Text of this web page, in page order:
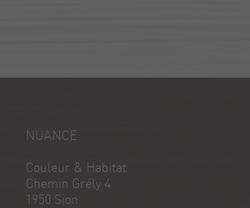
NUANCE
Couleur & Habitat
Chemin Grély 4
1950 Sion